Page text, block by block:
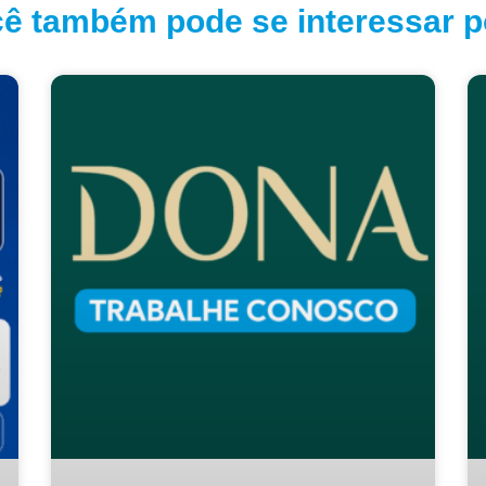
também pode se interessar